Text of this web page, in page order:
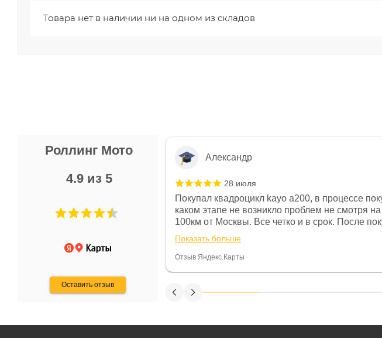
Товара нет в наличии ни на одном из складов
Роллинг Мото
4.9 из 5
Оставить отзыв
Не понравились условия
и дают только на год)
Александр
28 июля
Покупал квадроцикл kayo a200, в процессе
каком этапе не возникло проблем не смотря на
100км от Москвы. Все четко и в срок. После
спидометре всегда был 0, при этом
постоянно были на связи и в итоге проблема
Считаю, что это говорит о небезразличии к
Показать больше
Отзыв Яндекс.Карты